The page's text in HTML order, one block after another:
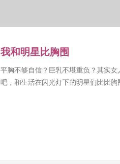
我和明星比胸围
平胸不够自信？巨乳不堪重负？其实
吧，和生活在闪光灯下的明星们比比